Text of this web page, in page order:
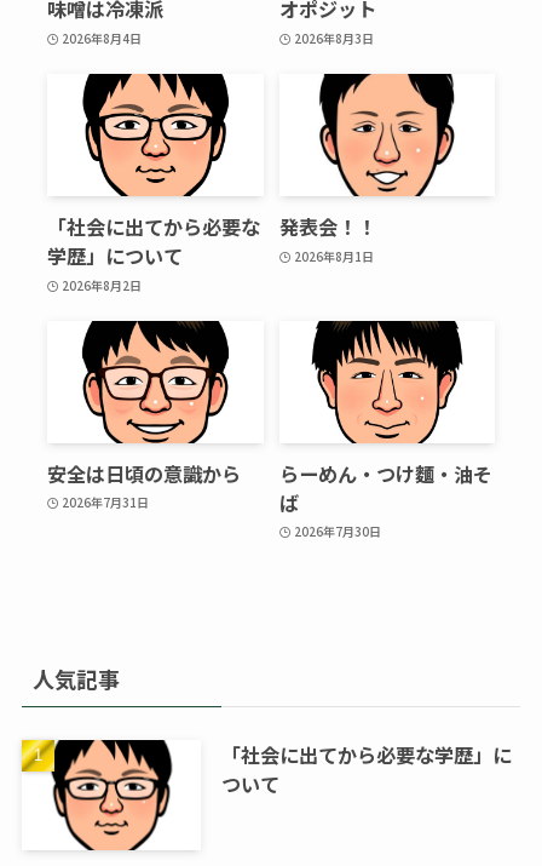
味噌は冷凍派
2026年8月4日
オポジット
2026年8月3日
「社会に出てから必要な
学歴」について
2026年8月2日
発表会！！
2026年8月1日
安全は日頃の意識から
2026年7月31日
らーめん・つけ麵・油そ
ば
2026年7月30日
人気記事
「社会に出てから必要な学歴」に
ついて